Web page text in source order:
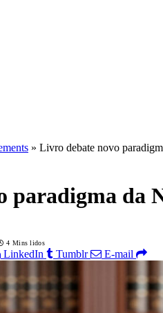
» Livro debate novo
paradigma da
4 Mins lidos
LinkedIn Tumblr E-mail